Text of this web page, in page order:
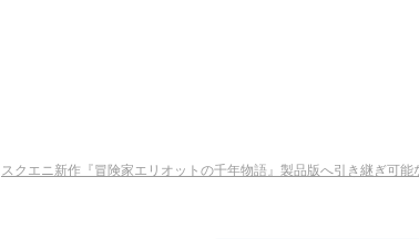
スクエニ新作『冒険家エリオットの千年物語』製品版へ引き継ぎ可能